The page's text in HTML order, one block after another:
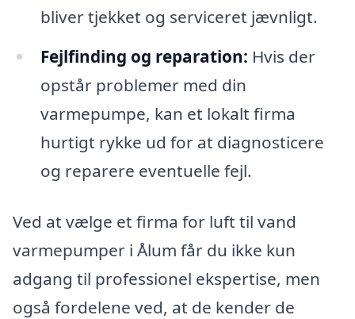
bliver tjekket og serviceret jævnligt.
Fejlfinding og reparation: Hvis der
opstår problemer med din
varmepumpe, kan et lokalt firma
hurtigt rykke ud for at diagnosticere
og reparere eventuelle fejl.
Ved at vælge et firma for luft til vand
varmepumper i Ålum får du ikke kun
adgang til professionel ekspertise, men
også fordelene ved, at de kender de